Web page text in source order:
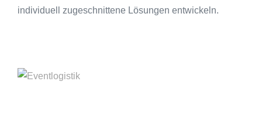
individuell zugeschnittene Lösungen entwickeln.